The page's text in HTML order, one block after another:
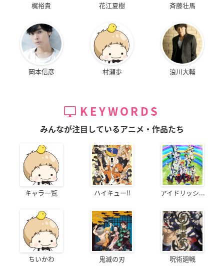
梶裕貴 花江夏樹 斉藤壮馬
岡本信彦 村瀬歩 浪川大輔
KEYWORDS
みんなが注目しているアニメ・作品たち
キャラ一覧 ハイキュー!! アイドリッシ...
ちいかわ 鬼滅の刃 呪術廻戦